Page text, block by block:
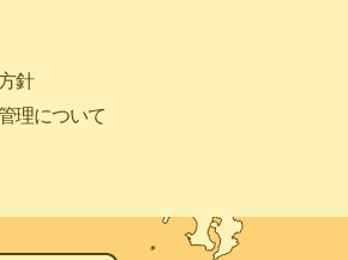
針
理について